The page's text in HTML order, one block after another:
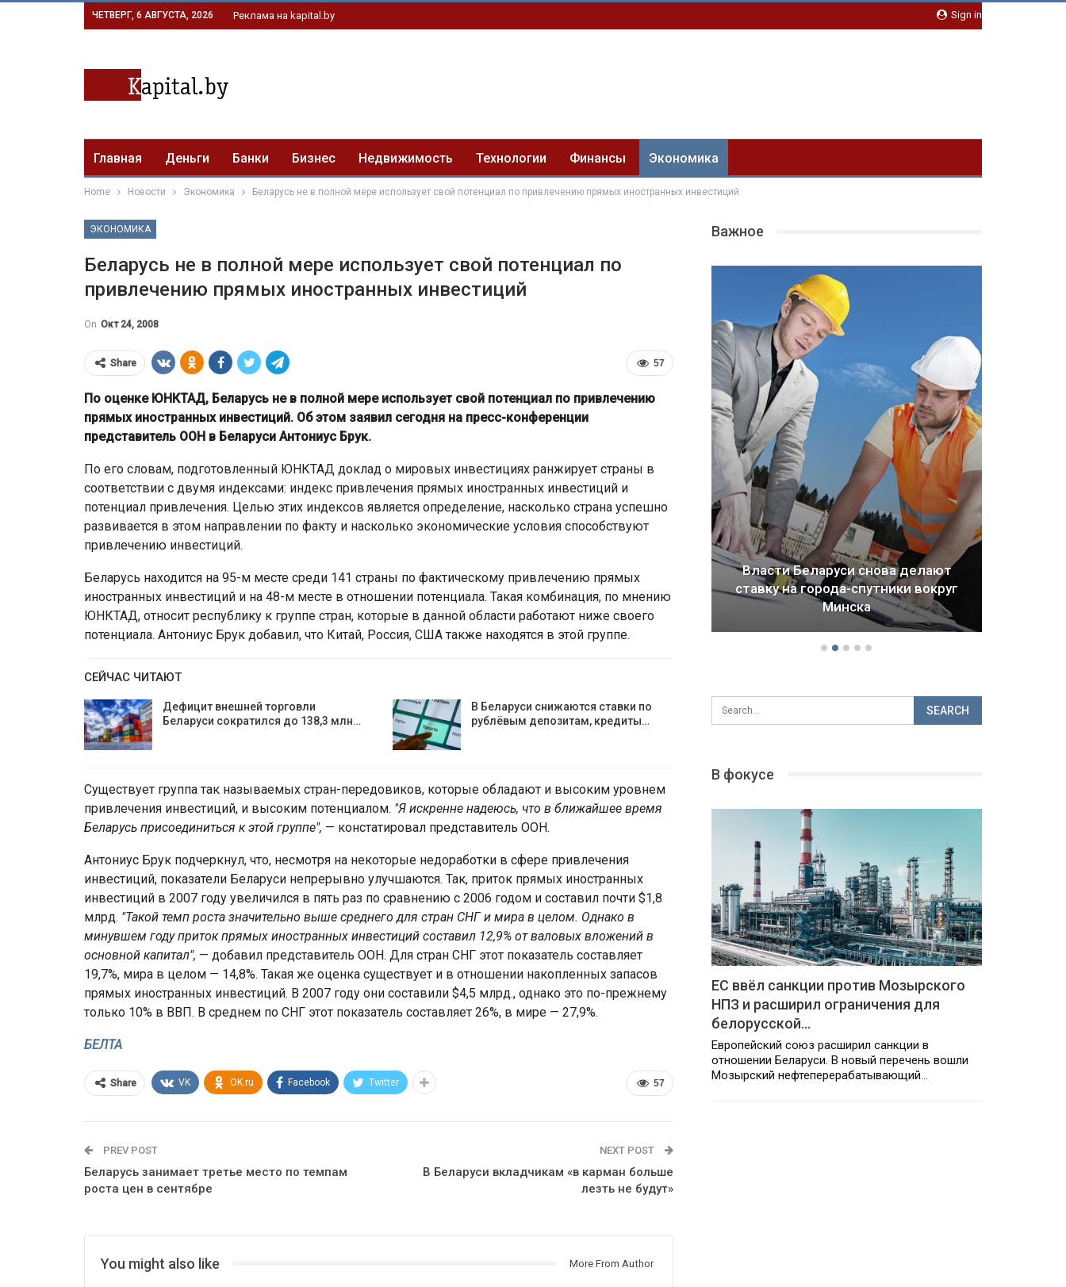
Sign in
ЧЕТВЕРГ, 6 АВГУСТА, 2026 Реклама на kapital.by
Главная Деньги Банки Бизнес Недвижимость Технологии Финансы Экономика
Home Новости Экономика Беларусь не в полной мере использует свой потенциал по привлечению прямых иностранных инвестиций
ЭКОНОМИКА
Беларусь не в полной мере использует свой потенциал по
привлечению прямых иностранных инвестиций
On Окт 24, 2008
57
Share
По оценке ЮНКТАД, Беларусь не в полной мере использует свой потенциал по привлечению
прямых иностранных инвестиций. Об этом заявил сегодня на пресс-конференции
представитель ООН в Беларуси Антониус Брук.
По его словам, подготовленный ЮНКТАД доклад о мировых инвестициях ранжирует страны в
соответствии с двумя индексами: индекс привлечения прямых иностранных инвестиций и
потенциал привлечения. Целью этих индексов является определение, насколько страна успешно
развивается в этом направлении по факту и насколько экономические условия способствуют
привлечению инвестиций.
Беларусь находится на 95-м месте среди 141 страны по фактическому привлечению прямых
иностранных инвестиций и на 48-м месте в отношении потенциала. Такая комбинация, по мнению
ЮНКТАД, относит республику к группе стран, которые в данной области работают ниже своего
потенциала. Антониус Брук добавил, что Китай, Россия, США также находятся в этой группе.
СЕЙЧАС ЧИТАЮТ
Дефицит внешней торговли
Беларуси сократился до 138,3 млн…
В Беларуси снижаются ставки по
рублёвым депозитам, кредиты…
Существует группа так называемых стран-передовиков, которые обладают и высоким уровнем
привлечения инвестиций, и высоким потенциалом. "Я искренне надеюсь, что в ближайшее время
Беларусь присоединиться к этой группе", — констатировал представитель ООН.
Антониус Брук подчеркнул, что, несмотря на некоторые недоработки в сфере привлечения
инвестиций, показатели Беларуси непрерывно улучшаются. Так, приток прямых иностранных
инвестиций в 2007 году увеличился в пять раз по сравнению с 2006 годом и составил почти $1,8
млрд. "Такой темп роста значительно выше среднего для стран СНГ и мира в целом. Однако в
минувшем году приток прямых иностранных инвестиций составил 12,9% от валовых вложений в
основной капитал", — добавил представитель ООН. Для стран СНГ этот показатель составляет
19,7%, мира в целом — 14,8%. Такая же оценка существует и в отношении накопленных запасов
прямых иностранных инвестиций. В 2007 году они составили $4,5 млрд., однако это по-прежнему
только 10% в ВВП. В среднем по СНГ этот показатель составляет 26%, в мире — 27,9%.
БЕЛТА
57
Share VK OK.ru Facebook Twitter
PREV POST
Беларусь занимает третье место по темпам
роста цен в сентябре
NEXT POST
В Беларуси вкладчикам «в карман больше
лезть не будут»
You might also like More From Author
Важное
ВТБ Банка старше
ЕС ввёл санкции против
Мозырского НПЗ и расширил
ограничения для белорусской…
ставку на города-спутники вокруг
Минска
Драма Детройта: как ломается
будущее городов и стран
В фокусе
ЕС ввёл санкции против Мозырского
НПЗ и расширил ограничения для
белорусской…
Европейский союз расширил санкции в
отношении Беларуси. В новый перечень вошли
Мозырский нефтеперерабатывающий…